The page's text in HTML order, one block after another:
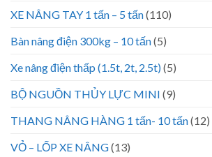
XE NÂNG TAY 1 tấn – 5 tấn(110)
Bàn nâng điện 300kg – 10 tấn(5)
Xe nâng điện thấp (1.5t, 2t, 2.5t)(5)
BỘ NGUỒN THỦY LỰC MINI (9)
THANG NÂNG HÀNG 1 tấn- 10 tấn(12)
VỎ – LỐP XE NÂNG(13)